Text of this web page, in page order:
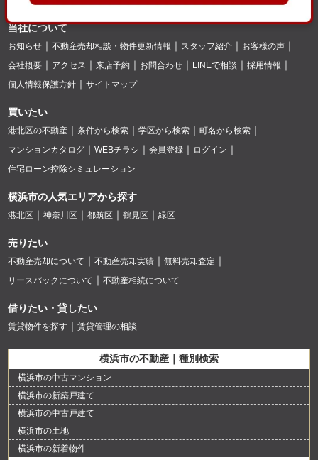
当社について
お知らせ 不動産売却相談・物件更新情報 スタッフ紹介
お客様の声
会社概要
アクセス 来店予約 お問合わせ LINEで相談
採用情報
個人情報保護方針
サイトマップ
買いたい
港北区の不動産 条件から検索 学区から検索
町名から検索
マンションカタログ
WEBチラシ 会員登録
ログイン
住宅ローン控除シミュレーション
横浜市の人気エリアから探す
港北区 神奈川区 都筑区 鶴見区 緑区
売りたい
不動産売却について 不動産売却実績
無料売却査定
リースバックについて
不動産相続について
借りたい・貸したい
賃貸物件を探す 賃貸管理の相談
横浜市の不動産｜種別検索
横浜市の中古マンション
横浜市の新築戸建て
横浜市の中古戸建て
横浜市の土地
横浜市の新着物件